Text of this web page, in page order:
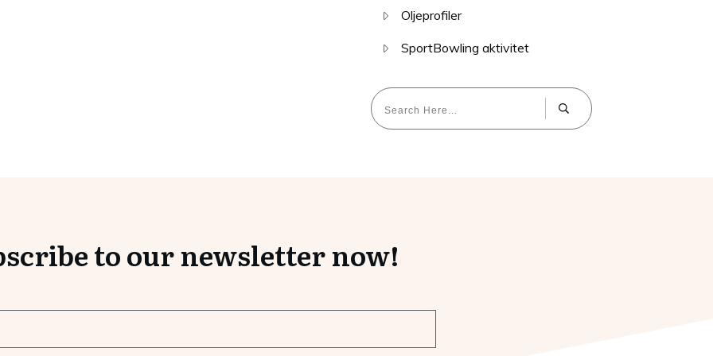
Oljeprofiler
SportBowling aktivitet
to our newsletter now!